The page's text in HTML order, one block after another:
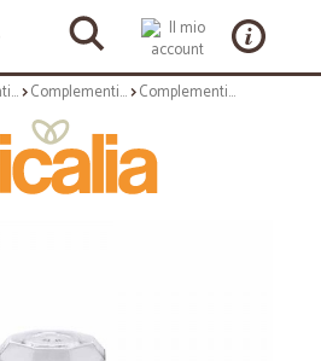
Complementi arredo Complementi ad appoggio Complementi ad appoggio: Boro clessidra mini nera 3 min.